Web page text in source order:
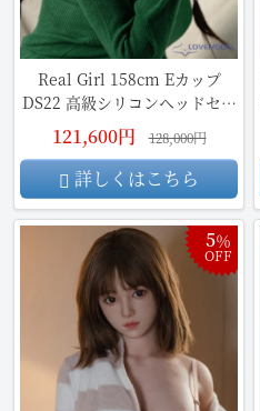
Real Girl 158cm Eカップ
DS22 高級シリコンヘッドセッ
クスドール
121,600円 128,000円
詳しくはこちら
5％
OFF